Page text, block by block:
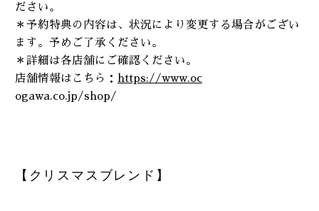
ださい。
＊予約特典の内容は、状況により変更する場合がござい
ます。予めご了承ください。
＊詳細は各店舗にご確認ください。
店舗情報はこちら：
https://www.oc
ogawa.co.jp/shop/
【クリスマスブレンド】